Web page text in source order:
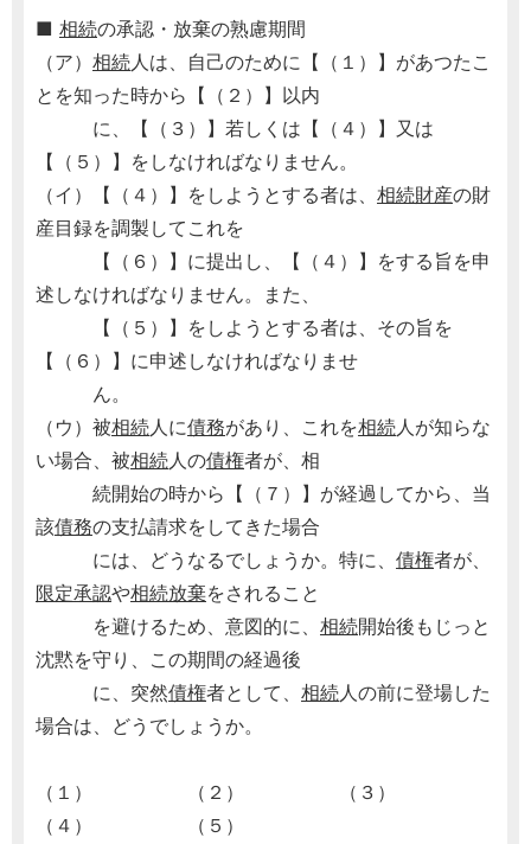
■ 相続の承認・放棄の熟慮期間
（ア） 相続人は、自己のために【（１）】があつたこ
とを知った時から【（２）】以内
に、【（３）】若しくは【（４）】又は
【（５）】をしなければなりません。
（イ）【（４）】をしようとする者は、 相続財産の財
産目録を調製してこれを
【（６）】に提出し、【（４）】をする旨を申
述しなければなりません。また、
【（５）】をしようとする者は、その旨を
【（６）】に申述しなければなりませ
ん。
（ウ）被相続人に債務があり、これを相続人が知らな
い場合、被相続人の債権者が、相
続開始の時から【（７）】が経過してから、当
該債務の支払請求をしてきた場合
には、どうなるでしょうか。特に、 債権者が、
限定承認や相続放棄をされること
を避けるため、意図的に、 相続開始後もじっと
沈黙を守り、この期間の経過後
に、突然債権者として、 相続人の前に登場した
場合は、どうでしょうか。
（１） （２） （３）
（４） （５）